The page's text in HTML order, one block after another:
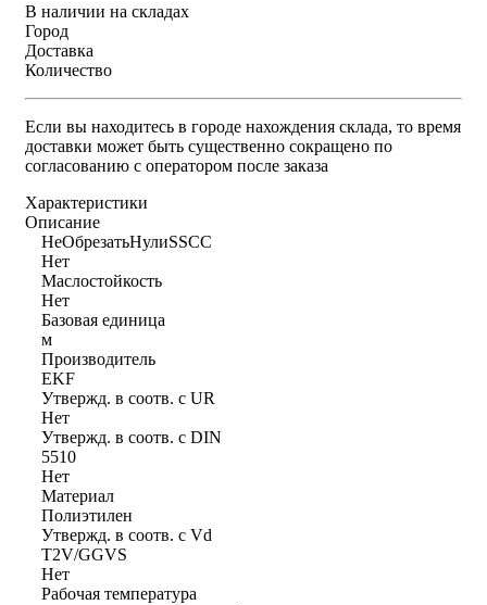
В наличии на складах
Город
Доставка
Количество
Если вы находитесь в городе нахождения склада, то время
доставки может быть существенно сокращено по
согласованию с оператором после заказа
Характеристики
Описание
НеОбрезатьНулиSSCC
Нет
Маслостойкость
Нет
Базовая единица
м
Производитель
EKF
Утвержд. в соотв. с UR
Нет
Утвержд. в соотв. с DIN
5510
Нет
Материал
Полиэтилен
Утвержд. в соотв. с Vd
T2V/GGVS
Нет
Рабочая температура